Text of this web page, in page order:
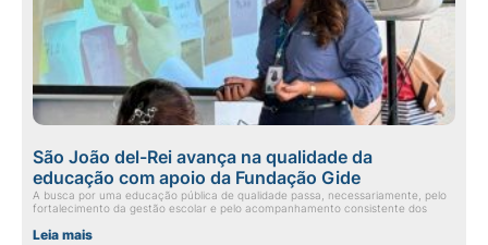
São João del-Rei avança na qualidade da
educação com apoio da Fundação Gide
A busca por uma educação pública de qualidade passa, necessariamente, pelo
fortalecimento da gestão escolar e pelo acompanhamento consistente dos
Leia mais